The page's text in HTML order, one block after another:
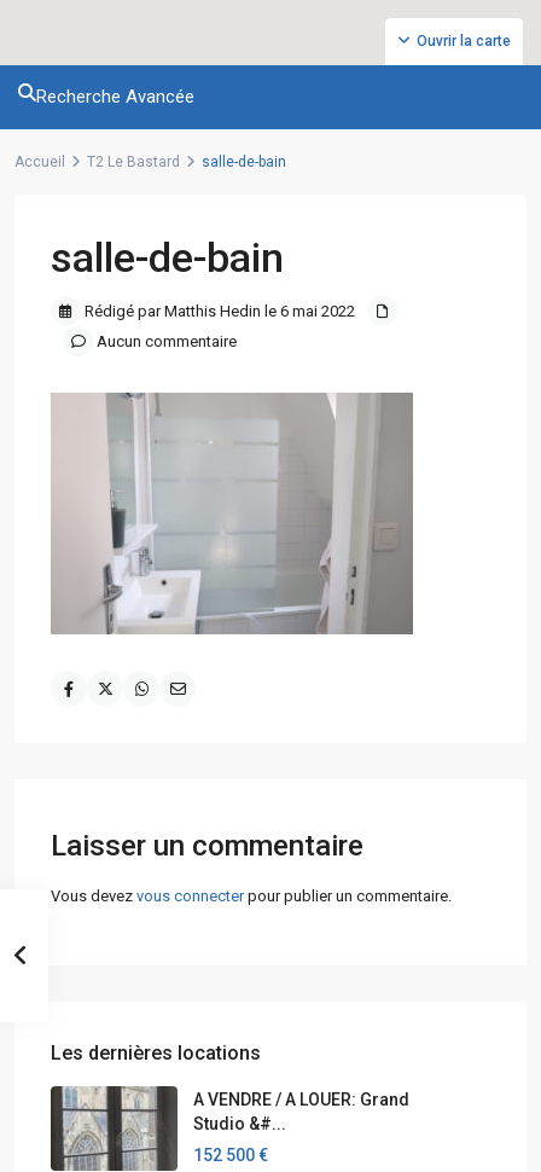
Ouvrir la carte
Recherche Avancée
Accueil T2 Le Bastard salle-de-bain
salle-de-bain
Rédigé par Matthis Hedin le 6 mai 2022
Aucun commentaire
Laisser un commentaire
Vous devez vous connecterpour publier un commentaire.
Les dernières locations
A VENDRE / A LOUER: Grand
Studio &#...
152 500 €